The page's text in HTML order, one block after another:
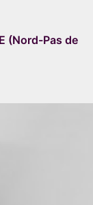
(Nord-Pas de